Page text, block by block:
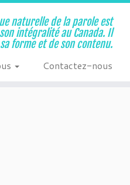
naturelle de la parole est
intégralité au Canada. Il
forme et de son contenu.
Contactez-nous